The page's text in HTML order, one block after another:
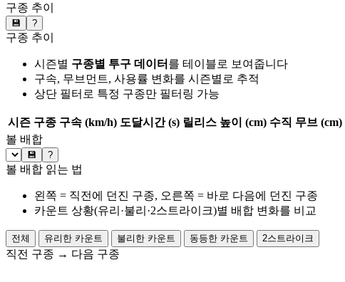
구종 추이
💾 ?
구종 추이
시즌별 구종별 투구 데이터 를 테이블로 보여줍니다
구속, 무브먼트, 사용률 변화를 시즌별로 추적
상단 필터로 특정 구종만 필터링 가능
시즌 구종 구속 (km/h) 도달시간 (s) 릴리스 높이 (cm) 수직 무브 (cm)
볼 배합
💾 ?
볼 배합 읽는 법
왼쪽 = 직전에 던진 구종, 오른쪽 = 바로 다음에 던진 구종
카운트 상황(유리·불리·2스트라이크)별 배합 변화를 비교
전체 유리한 카운트 불리한 카운트 동등한 카운트 2스트라이크
직전 구종 → 다음 구종